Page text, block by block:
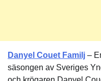
Danyel Couet Familj –
säsongen av Sveriges